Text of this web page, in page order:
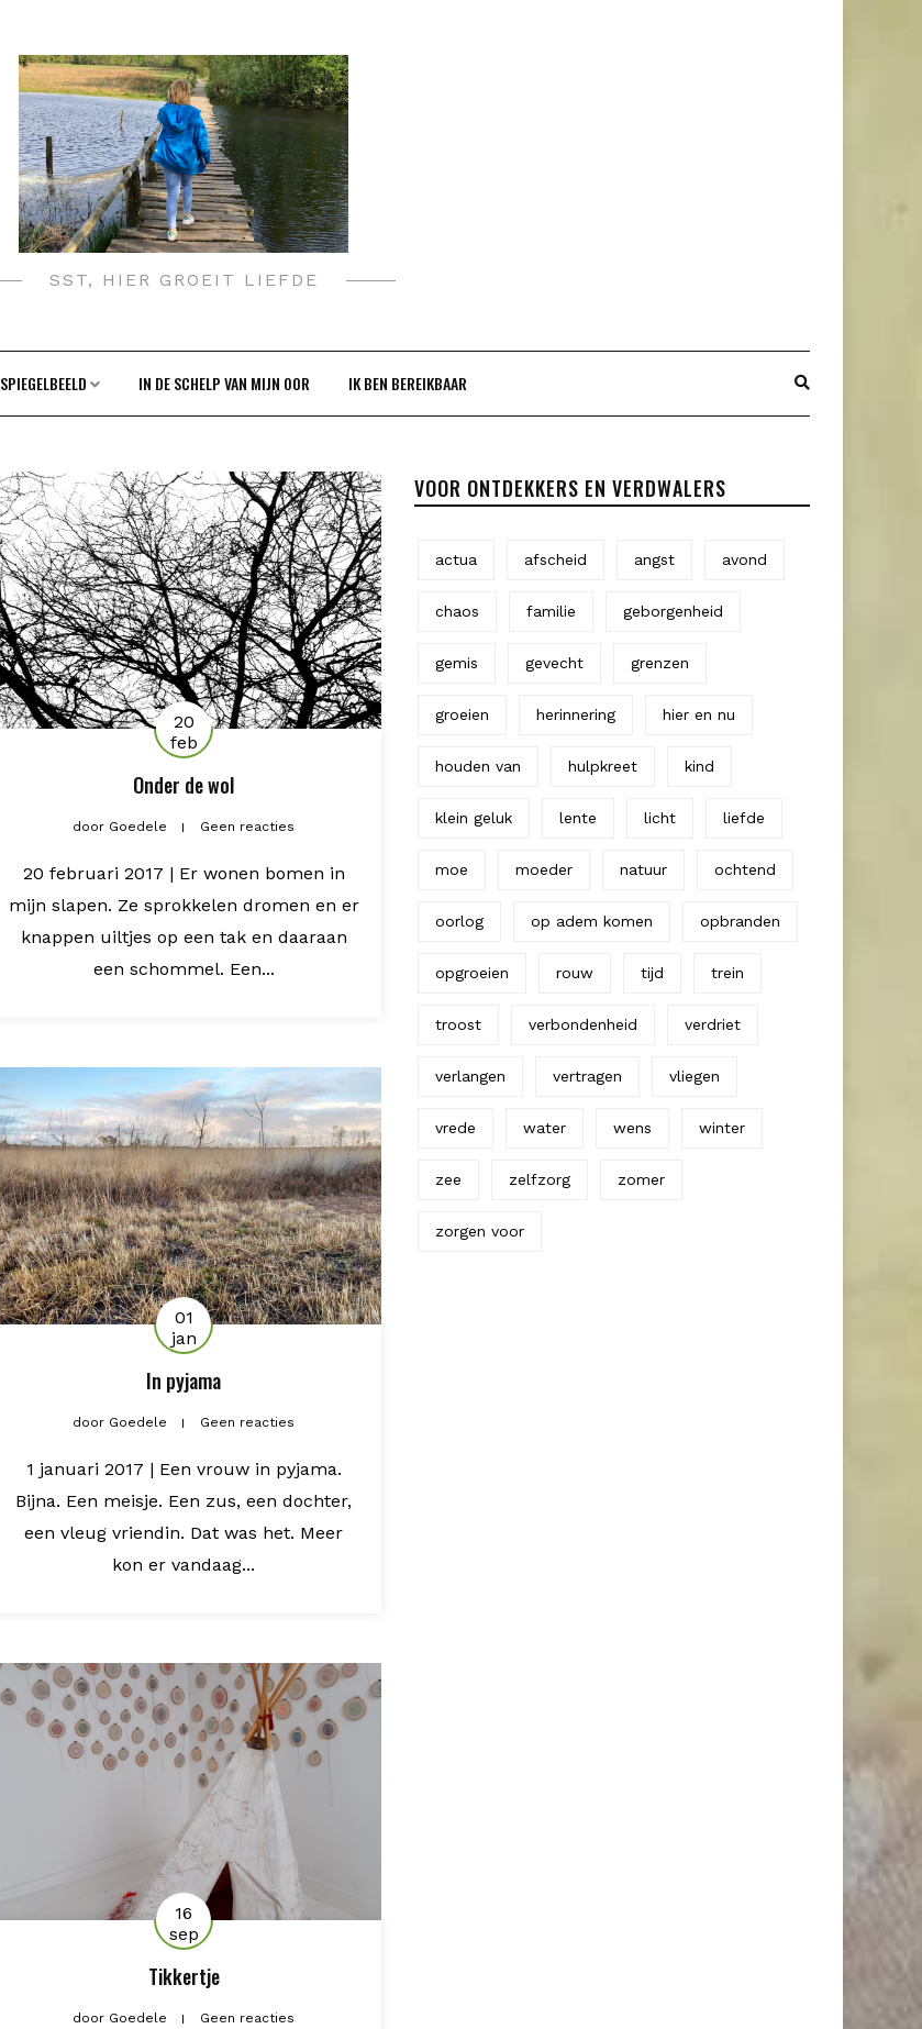
SST, HIER GROEIT LIEFDE
SPIEGELBEELD IN DE SCHELP VAN MIJN OOR IK BEN BEREIKBAAR
20
feb
Onder de wol
door Goedele Geen reacties
20 februari 2017 | Er wonen bomen in
mijn slapen. Ze sprokkelen dromen en er
knappen uiltjes op een tak en daaraan
een schommel. Een...
01
jan
In pyjama
door Goedele Geen reacties
1 januari 2017 | Een vrouw in pyjama.
Bijna. Een meisje. Een zus, een dochter,
een vleug vriendin. Dat was het. Meer
kon er vandaag...
16
sep
Tikkertje
door Goedele Geen reacties
VOOR ONTDEKKERS EN VERDWALERS
actua afscheid angst avond
chaos familie geborgenheid
gemis gevecht grenzen
groeien herinnering hier en nu
houden van hulpkreet kind
klein geluk lente licht liefde
moe moeder natuur ochtend
oorlog op adem komen opbranden
opgroeien rouw tijd trein
troost verbondenheid verdriet
verlangen vertragen vliegen
vrede water wens winter
zee zelfzorg zomer
zorgen voor